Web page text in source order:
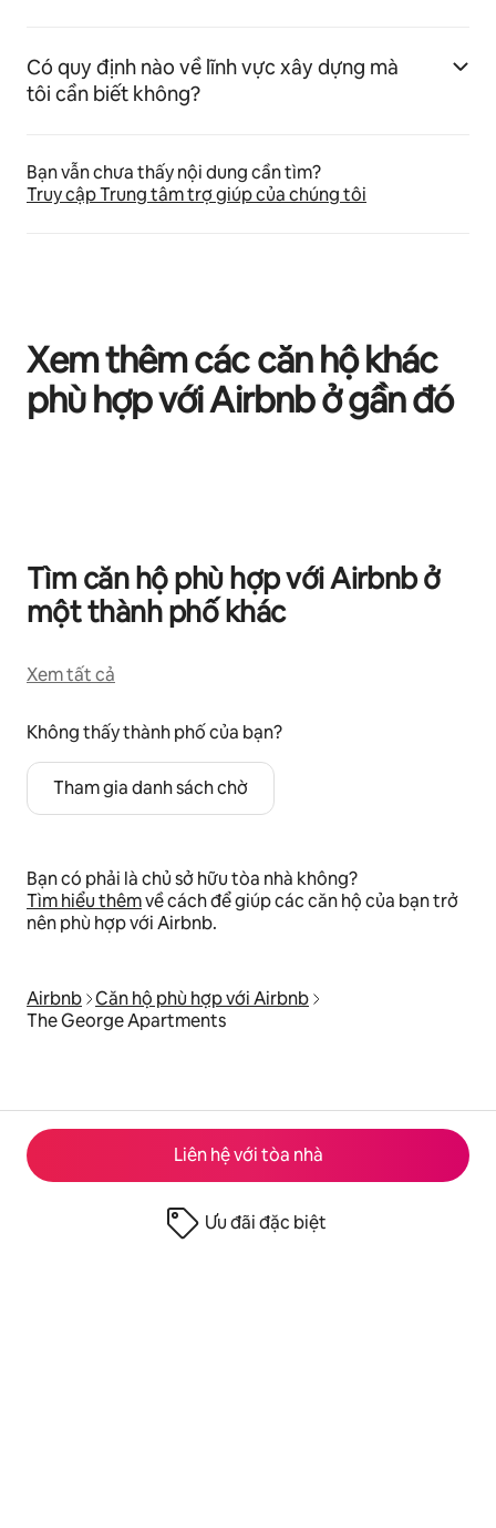
Liên hệ với tòa nhà
Ưu đãi đặc biệt
Có quy định nào về lĩnh vực xây dựng mà
tôi cần biết không?
Bạn vẫn chưa thấy nội dung cần tìm?
Truy cập Trung tâm trợ giúp của chúng tôi
Xem thêm các căn hộ khác
phù hợp với Airbnb ở gần đó
Tìm căn hộ phù hợp với Airbnb ở
một thành phố khác
Xem tất cả
Không thấy thành phố của bạn?
Tham gia danh sách chờ
Bạn có phải là chủ sở hữu tòa nhà không?
Tìm hiểu thêmvề cách để giúp các căn hộ của bạn trở
nên phù hợp với Airbnb.
Airbnb Căn hộ phù hợp với Airbnb
The George Apartments